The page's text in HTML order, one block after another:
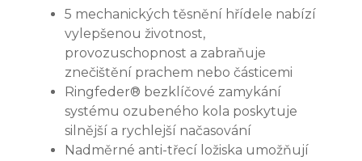
5 mechanických těsnění hřídele nabízí
vylepšenou životnost,
provozuschopnost a zabraňuje
znečištění prachem nebo částicemi
Ringfeder® bezklíčové zamykání
systému ozubeného kola poskytuje
silnější a rychlejší načasování
Nadměrné anti-třecí ložiska umožňují